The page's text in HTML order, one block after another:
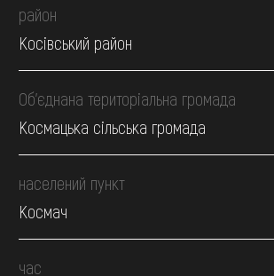
район
Косівський район
Об’єднана територіальна громада
Космацька сільська громада
населений пункт
Космач
час